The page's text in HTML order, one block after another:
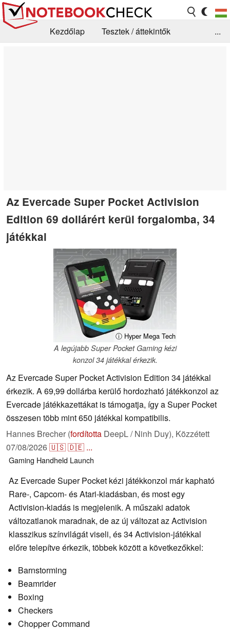
Kezdőlap
Tesztek / áttekintők
...
Az Evercade Super Pocket Activision
Edition 69 dollárért kerül forgalomba, 34
játékkal
ⓘ Hyper Mega Tech
A legújabb Super Pocket Gaming kézi
konzol 34 játékkal érkezik.
Az Evercade Super Pocket Activision Edition 34 játékkal
érkezik. A 69,99 dollárba kerülő hordozható játékkonzol az
Evercade játékkazettákat is támogatja, így a Super Pocket
összesen több mint 650 játékkal kompatibilis.
Hannes Brecher (fordította DeepL / Ninh Duy), Közzétett
07/08/2026🇺🇸🇩🇪 ...
Gaming Handheld Launch
Az Evercade Super Pocket kézi játékkonzol már kapható
Rare-, Capcom- és Atari-kiadásban, és most egy
Activision-kiadás is megjelenik. A műszaki adatok
változatlanok maradnak, de az új változat az Activision
klasszikus színvilágát viseli, és 34 Activision-játékkal
előre telepítve érkezik, többek között a következőkkel:
Barnstorming
Beamrider
Boxing
Checkers
Chopper Command